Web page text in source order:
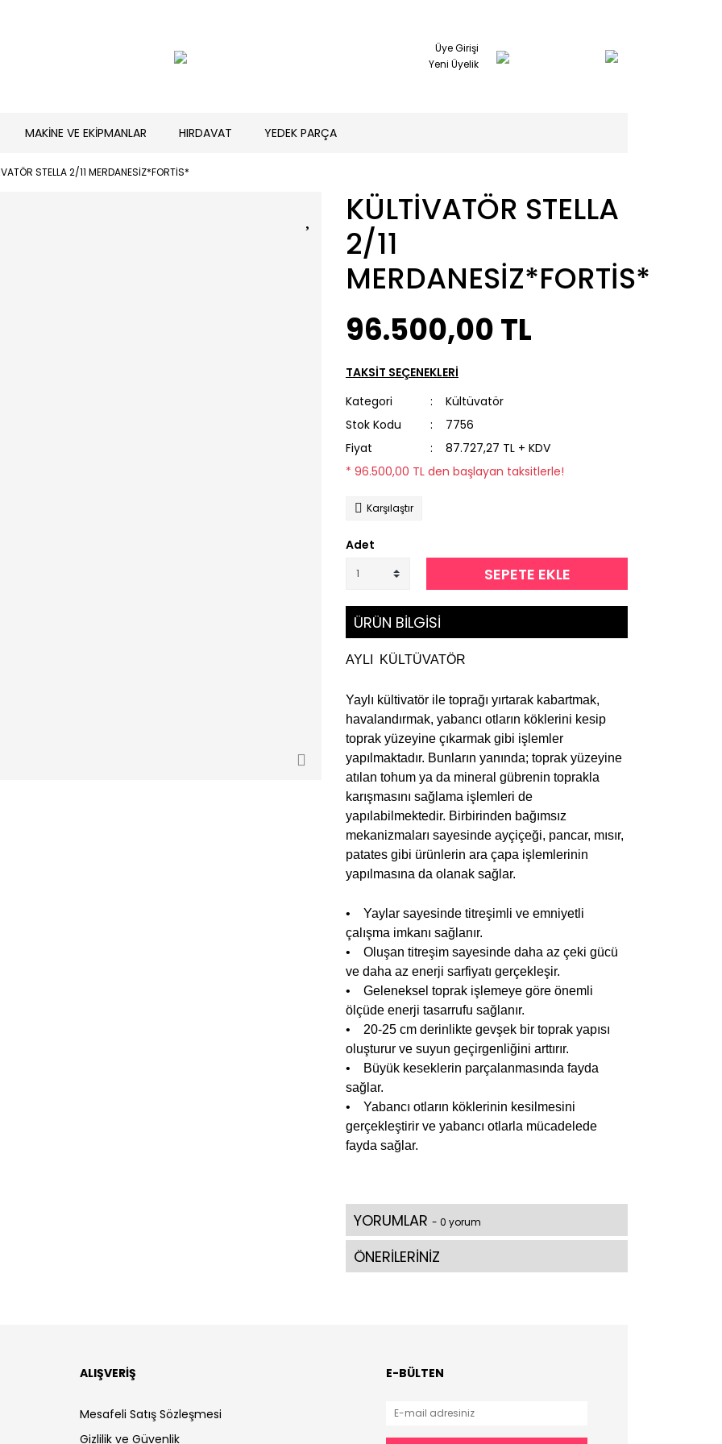
Üye Girişi
Yeni Üyelik
MAKİNE VE EKİPMANLAR HIRDAVAT YEDEK PARÇA
STELLA 2/11 MERDANESİZ*FORTİS*
KÜLTİVATÖR STELLA
2/11
MERDANESİZ*FORTİS*
96.500,00 TL
TAKSİT SEÇENEKLERİ
Kategori
Kültüvatör
Stok Kodu
7756
Fiyat
87.727,27 TL + KDV
* 96.500,00 TL den başlayan taksitlerle!
Karşılaştır
Adet
SEPETE EKLE
ÜRÜN BİLGİSİ
AYLI KÜLTÜVATÖR
Yaylı kültivatör ile toprağı yırtarak kabartmak,
havalandırmak, yabancı otların köklerini kesip
toprak yüzeyine çıkarmak gibi işlemler
yapılmaktadır. Bunların yanında; toprak yüzeyine
atılan tohum ya da mineral gübrenin toprakla
karışmasını sağlama işlemleri de
yapılabilmektedir. Birbirinden bağımsız
mekanizmaları sayesinde ayçiçeği, pancar, mısır,
patates gibi ürünlerin ara çapa işlemlerinin
yapılmasına da olanak sağlar.
• Yaylar sayesinde titreşimli ve emniyetli
çalışma imkanı sağlanır.
• Oluşan titreşim sayesinde daha az çeki gücü
ve daha az enerji sarfiyatı gerçekleşir.
• Geleneksel toprak işlemeye göre önemli
ölçüde enerji tasarrufu sağlanır.
• 20-25 cm derinlikte gevşek bir toprak yapısı
oluşturur ve suyun geçirgenliğini arttırır.
• Büyük keseklerin parçalanmasında fayda
sağlar.
• Yabancı otların köklerinin kesilmesini
gerçekleştirir ve yabancı otlarla mücadelede
fayda sağlar.
YORUMLAR - 0 yorum
ÖNERİLERİNİZ
ALIŞVERİŞ
Mesafeli Satış Sözleşmesi
Gizlilik ve Güvenlik
E-BÜLTEN